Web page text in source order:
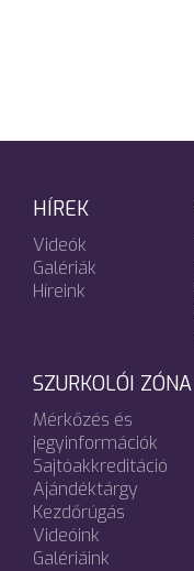
HÍREK
Videók
Galériák
Híreink
SZURKOLÓI ZÓNA
Mérkőzés és
jegyinformációk
Sajtóakkreditáció
Ajándéktárgy
Kezdőrúgás
Videóink
Galériáink